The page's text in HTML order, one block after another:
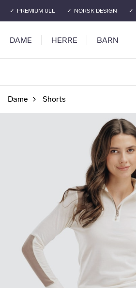
PREMIUM ULL NORSK DESIGN
DAME HERRE BARN
Dame Shorts